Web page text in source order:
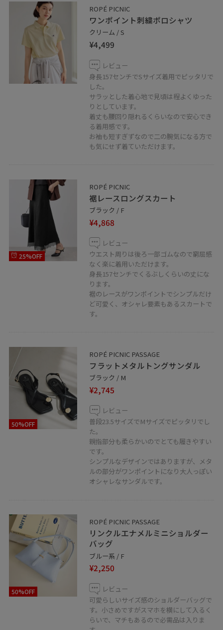
ROPÉ PICNIC
ワンポイント刺繍ポロシャツ
クリーム / S
¥4,499
レビュー
身長157センチでSサイズ着用でピッタリで
した。
サラッとした着心地で見頃は程よくゆった
りとしています。
着丈も腰回り隠れるくらいなので安心でき
る着用感です。
お袖も短すぎずなので二の腕気になる方で
も気にせず着ていただけます。
25%OFF
ROPÉ PICNIC
裾レースロングスカート
ブラック / F
¥4,868
レビュー
ウエスト周りは後ろ一部ゴムなので窮屈感
なく楽に着用いただけます。
身長157センチでくるぶしくらいの丈にな
ります。
裾のレースがワンポイントでシンプルだけ
ど可愛く、オシャレ要素もあるスカートで
す。
50%OFF
ROPÉ PICNIC PASSAGE
フラットメタルトングサンダル
ブラック / M
¥2,745
レビュー
普段23.5サイズでMサイズでピッタリでし
た。
親指部分も柔らかいのでとても履きやすい
です。
シンプルなデザインではありますが、メタ
ルの部分がワンポイントになり大人っぽい
オシャレなサンダルです。
50%OFF
ROPÉ PICNIC PASSAGE
リンクルエナメルミニショルダー
バッグ
ブルー系 / F
¥2,250
レビュー
可愛らしいサイズ感のショルダーバッグで
す。小さめですがスマホを横にして入るく
らいで、マチもあるので必需品は入りま